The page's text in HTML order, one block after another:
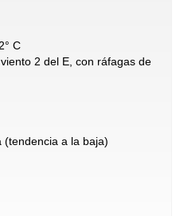
C
2 del E, con ráfagas de
(tendencia a la baja)